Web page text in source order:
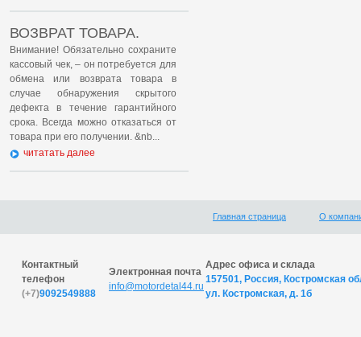
ВОЗВРАТ ТОВАРА.
Внимание! Обязательно сохраните
кассовый чек, – он потребуется для
обмена или возврата товара в
случае обнаружения скрытого
дефекта в течение гарантийного
срока. Всегда можно отказаться от
товара при его получении. &nb...
читатать далее
Главная страница О
Контактный
телефон
(+7)9092549888
Электронная почта
info@motordetal44.ru
Адрес офиса и склада
157501, Россия, Костромская
ул. Костромская, д. 1б